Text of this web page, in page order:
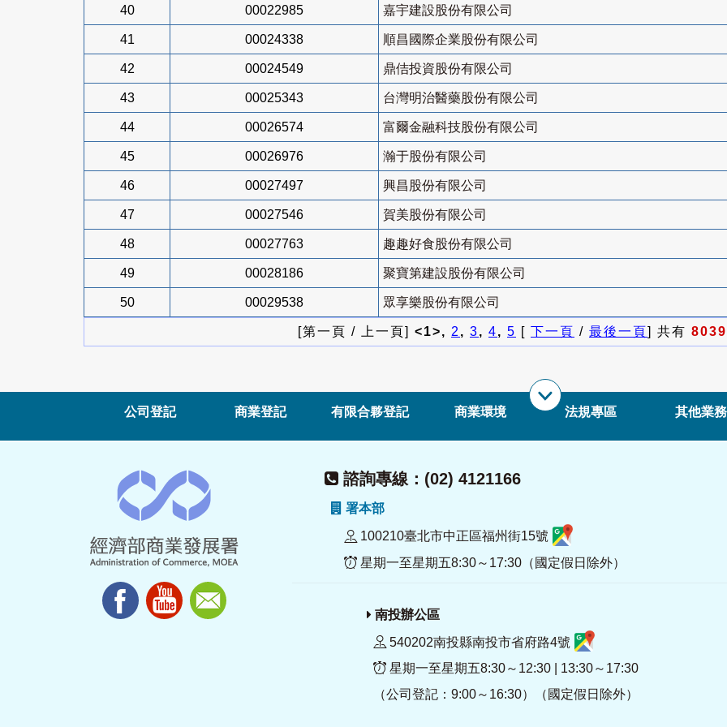
40 00022985 嘉宇建設股份有限公司
41 00024338 順昌國際企業股份有限公司
42 00024549 鼎佶投資股份有限公司
43 00025343 台灣明治醫藥股份有限公司
44 00026574 富爾金融科技股份有限公司
45 00026976 瀚于股份有限公司
46 00027497 興昌股份有限公司
47 00027546 賀美股份有限公司
48 00027763 趣趣好食股份有限公司
49 00028186 聚寶第建設股份有限公司
50 00029538 眾享樂股份有限公司
[第一頁 / 上一頁] <1>, 2, 3, 4, 5 [ 下一頁 / 最後一頁] 共有 8039
公司登記 商業登記 有限合夥登記 商業環境 法規專區 其他業務
諮詢專線：(02) 4121166
署本部
100210臺北市中正區福州街15號
星期一至星期五8:30～17:30（國定假日除外）
南投辦公區
540202南投縣南投市省府路4號
星期一至星期五8:30～12:30 | 13:30～17:30
（公司登記：9:00～16:30）（國定假日除外）